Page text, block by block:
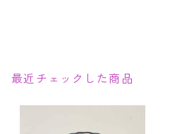
最近チェックした商品